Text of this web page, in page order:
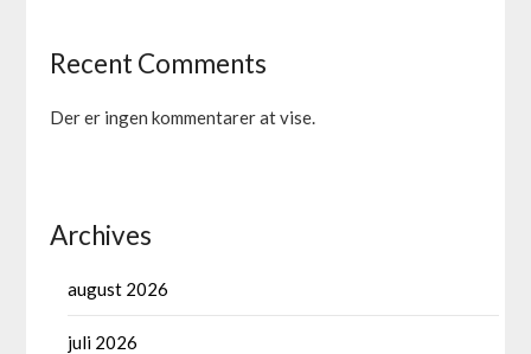
Recent Comments
Der er ingen kommentarer at vise.
Archives
august 2026
juli 2026